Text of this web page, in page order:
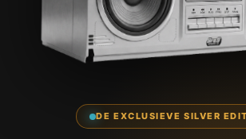
DE EXCLUSIEVE SILVER